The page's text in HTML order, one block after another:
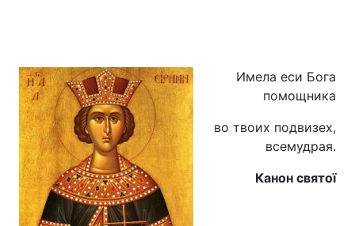
Техно і зв'язок Лайт
Зброя Інциденти
Здоров'я
Цікавинки
Имела еси Богa
помощника
во твоих подвизех,
всемудрая.
Канон святої